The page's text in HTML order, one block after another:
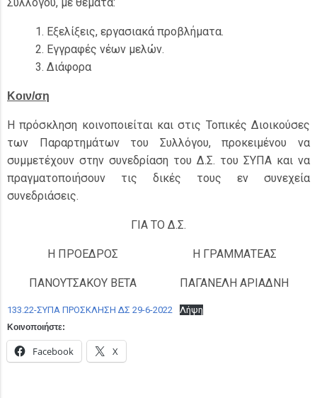
Εξελίξεις, εργασιακά προβλήματα.
Εγγραφές νέων μελών.
Διάφορα
Κοιν/ση
Η πρόσκληση κοινοποιείται και στις Τοπικές Διοικούσες
των Παραρτημάτων του Συλλόγου, προκειμένου να
συμμετέχουν στην συνεδρίαση του Δ.Σ. του ΣΥΠΑ και να
πραγματοποιήσουν τις δικές τους εν συνεχεία
συνεδριάσεις.
ΓΙΑ ΤΟ Δ.Σ.
Η ΠΡΟΕΔΡΟΣ
ΠΑΝΟΥΤΣΑΚΟΥ ΒΕΤΑ
Η ΓΡΑΜΜΑΤΕΑΣ
ΠΑΓΑΝΕΛΗ ΑΡΙΑΔΝΗ
133.22-ΣΥΠΑ ΠΡΟΣΚΛΗΣΗ ΔΣ 29-6-2022 Λήψη
Κοινοποιήστε:
Facebook X